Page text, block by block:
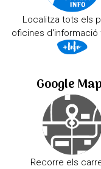
Localitza tots els
oficines d'informació
Google
Recorre els